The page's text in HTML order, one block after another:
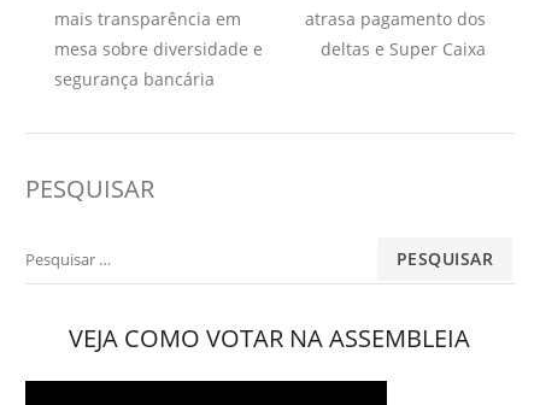
de
Post
Anterior:
mais transparência em
mesa sobre diversidade e
segurança bancária
Artigo:
atrasa pagamento dos
deltas e Super Caixa
PESQUISAR
Pesquisar
VEJA COMO VOTAR NA ASSEMBLEIA